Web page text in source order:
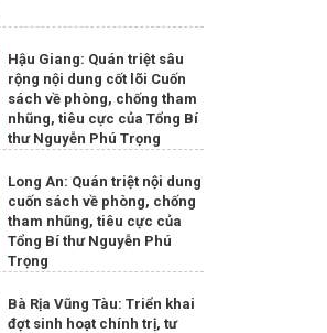
Hậu Giang: Quán triệt sâu
rộng nội dung cốt lõi Cuốn
sách về phòng, chống tham
nhũng, tiêu cực của Tổng Bí
thư Nguyễn Phú Trọng
Long An: Quán triệt nội dung
cuốn sách về phòng, chống
tham nhũng, tiêu cực của
Tổng Bí thư Nguyễn Phú
Trọng
Bà Rịa Vũng Tàu: Triển khai
đợt sinh hoạt chính trị, tư